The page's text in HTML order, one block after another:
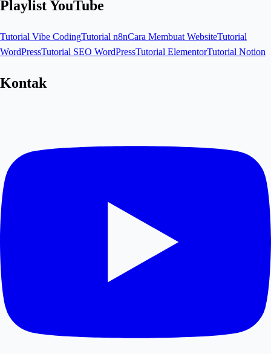
Playlist YouTube
Tutorial Vibe CodingTutorial n8nCara Membuat WebsiteTutorial
WordPressTutorial SEO WordPressTutorial ElementorTutorial Notion
Kontak